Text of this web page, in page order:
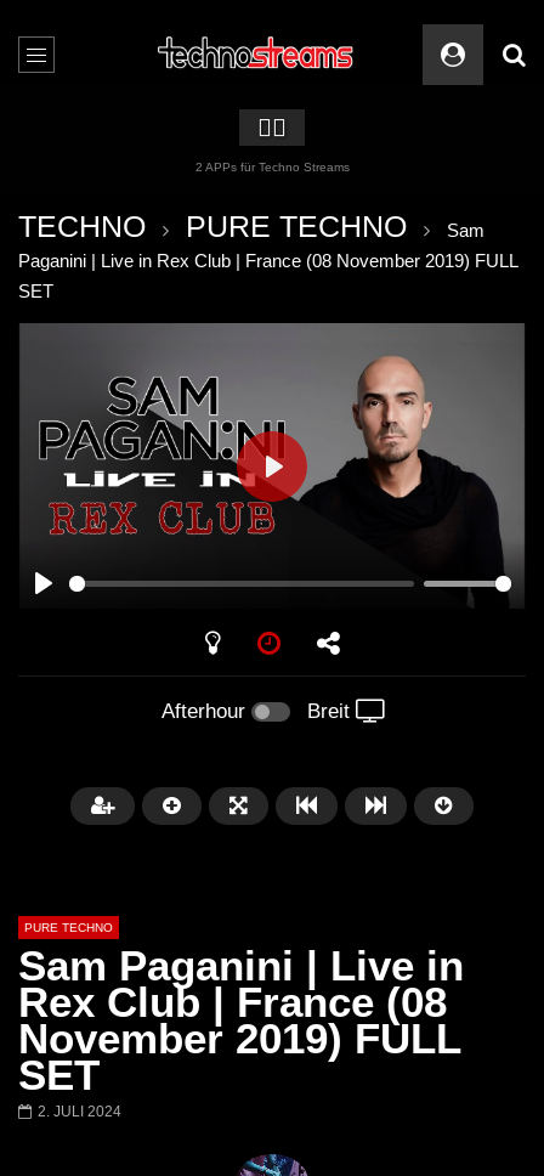
🏳️‍🌈
2 APPs für Techno Streams
TECHNO PURE TECHNO
Sam
Paganini | Live in Rex Club | France (08 November 2019) FULL
SET
PLAY
Afterhour Breit
Später
01:31:35
Miss Djax – Cherry Moon –
Lokeren Belgium (1996)
01:53:01
PURE TECHNO
Sam Paganini | Live in
Rex Club | France (08
November 2019) FULL
SET
2. JULI 2024